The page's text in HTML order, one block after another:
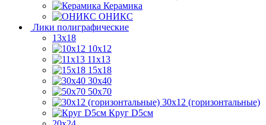
Керамика
ОНИКС
Лики полиграфические
13x18
10x12
11х13
15х18
30x40
50x70
30x12 (горизонтальные)
Круг D5см